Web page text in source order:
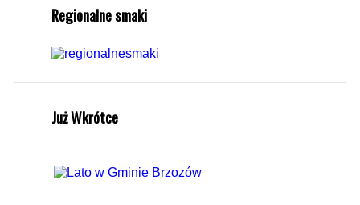
Regionalne smaki
Już Wkrótce